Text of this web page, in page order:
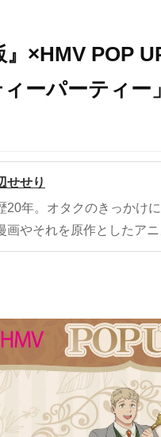
』×HMV POP
ィーパーティ
せせり
20年。オタクのきっかけ
画やそれを原作としたアニ